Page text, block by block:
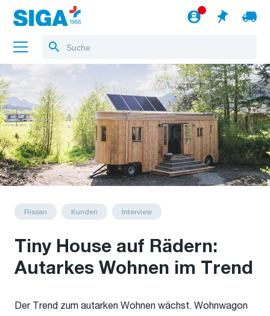
Über uns
Referenzen
Jobs
Blog
Rissan Kunden Interview
Tiny House auf Rädern:
Autarkes Wohnen im Trend
Der Trend zum autarken Wohnen wächst. Wohnwagon